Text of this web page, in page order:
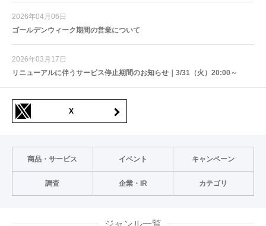
2026年04月06日
ゴールデンウィーク期間の営業について
2026年03月17日
リニューアルに伴うサービス停止期間のお知らせ｜3/31（火）20:00～
X
商品・サービス イベント キャンペーン
調査 企業・IR カテゴリ
ジャンル一覧